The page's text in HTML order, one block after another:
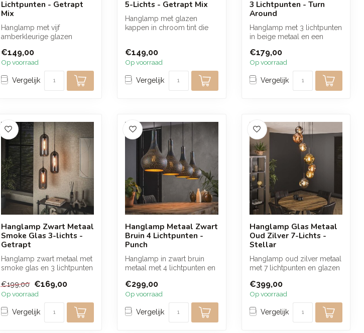
Lichtpunten - Getrapt
Mix
Hanglamp met vijf
amberkleurige glazen
hoogtes kunne...
€149,00
Op voorraad
Vergelijk
5-Lichts - Getrapt Mix
Hanglamp met glazen
kappen in chroom tint die
€149,00
Op voorraad
Vergelijk
3 Lichtpunten - Turn
Around
Hanglamp met 3 lichtpunten
in beige metaal en een
draaiba...
€179,00
Op voorraad
Vergelijk
Hanglamp Zwart Metaal
Smoke Glas 3-lichts -
Getrapt
Hanglamp zwart metaal met
smoke glas en 3 lichtpunten
sf...
€199,00 €169,00
Op voorraad
Vergelijk
Hanglamp Metaal Zwart
Bruin 4 Lichtpunten -
Punch
Hanglamp in zwart bruin
metaal met 4 lichtpunten en
voo...
€299,00
Op voorraad
Vergelijk
Hanglamp Glas Metaal
Oud Zilver 7-Lichts -
Stellar
Hanglamp oud zilver metaal
met 7 lichtpunten en glazen
€399,00
Op voorraad
Vergelijk